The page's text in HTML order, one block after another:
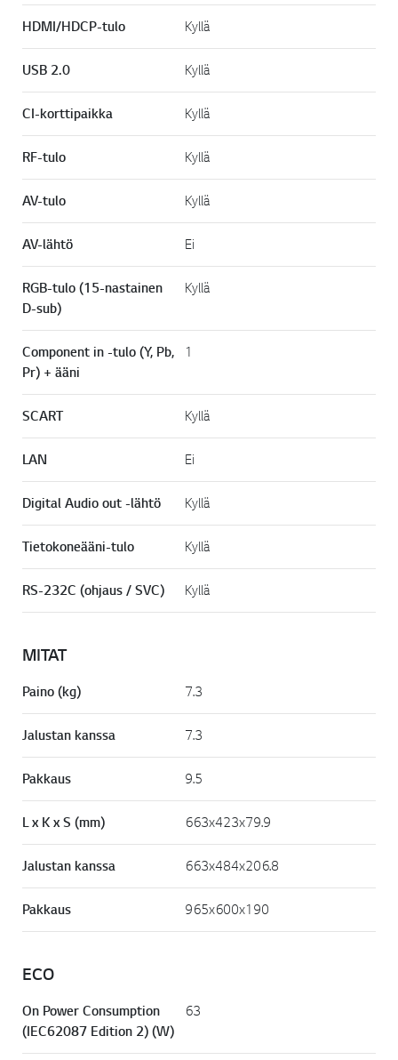
HDMI/HDCP-tulo Kyllä
USB 2.0 Kyllä
CI-korttipaikka Kyllä
RF-tulo Kyllä
AV-tulo Kyllä
AV-lähtö Ei
RGB-tulo (15-nastainen
D-sub)
Kyllä
Component in -tulo (Y, Pb,
Pr) + ääni
1
SCART Kyllä
LAN Ei
Digital Audio out -lähtö Kyllä
Tietokoneääni-tulo Kyllä
RS-232C (ohjaus / SVC) Kyllä
MITAT
Paino (kg) 7.3
Jalustan kanssa 7.3
Pakkaus 9.5
L x K x S (mm) 663x423x79.9
Jalustan kanssa 663x484x206.8
Pakkaus 965x600x190
ECO
On Power Consumption
(IEC62087 Edition 2) (W)
63